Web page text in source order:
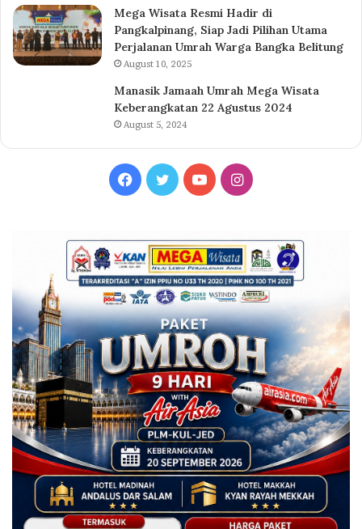
Mega Wisata Resmi Hadir di
Pangkalpinang, Siap Jadi Pilihan Utama
Perjalanan Umrah Warga Bangka Belitung
August 10, 2025
Manasik Jamaah Umrah Mega Wisata
Keberangkatan 22 Agustus 2024
August 5, 2024
Facebook
TwitterYouTubeInstagram